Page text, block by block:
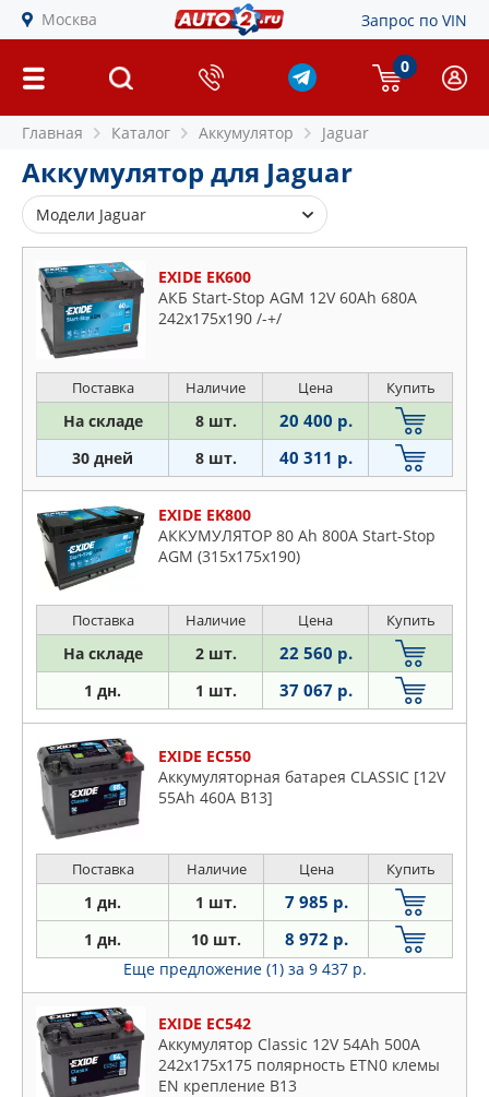
Москва Запрос по VIN
0
Главная Каталог Аккумулятор Jaguar
Аккумулятор для Jaguar
Модели Jaguar
F-pace
F-type
S-type
X-type
Xe
Xf
Xjsc
Xk
EXIDE EK600
АКБ Start-Stop AGM 12V 60Ah 680A
242x175x190 /-+/
Поставка Наличие Цена Купить
На складе 8 шт. 20 400 р.
30 дней 8 шт. 40 311 р.
EXIDE EK800
АККУМУЛЯТОР 80 Ah 800A Start-Stop
AGM (315х175х190)
Поставка Наличие Цена Купить
На складе 2 шт. 22 560 р.
1 дн. 1 шт. 37 067 р.
EXIDE EC550
Аккумуляторная батарея CLASSIC [12V
55Ah 460A B13]
Поставка Наличие Цена Купить
1 дн. 1 шт. 7 985 р.
1 дн. 10 шт. 8 972 р.
Еще предложение (1) за 9 437 р.
EXIDE EC542
Аккумулятор Classic 12V 54Ah 500A
242х175х175 полярность ETN0 клемы
EN крепление B13